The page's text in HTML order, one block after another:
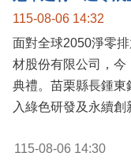
115-08-06 14:32
面對全球2050淨零
材股份有限公司，今
典禮。苗栗縣長鍾東
115-08-06 14:30